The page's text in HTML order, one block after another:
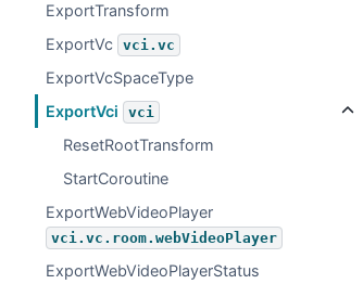
ExportTransform
ExportVc
vci.vc
ExportVcSpaceType
ExportVci
vci
ResetRootTransform
StartCoroutine
ExportWebVideoPlayer
vci.vc.room.webVideoPlayer
ExportWebVideoPlayerStatus